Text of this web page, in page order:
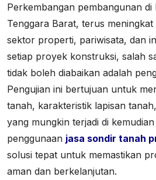
Perkembangan pembangunan
Tenggara Barat, terus
sektor properti, pariwisata, dan
setiap proyek konstruksi, salah
tidak boleh diabaikan adalah
Pengujian ini bertujuan untuk
tanah, karakteristik lapisan
yang mungkin terjadi di
penggunaan jasa sondir tanah
solusi tepat untuk memastikan
aman dan berkelanjutan.